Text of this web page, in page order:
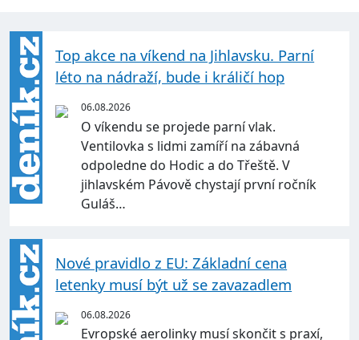
Top akce na víkend na Jihlavsku. Parní
léto na nádraží, bude i králičí hop
06.08.2026
O víkendu se projede parní vlak.
Ventilovka s lidmi zamíří na zábavná
odpoledne do Hodic a do Třeště. V
jihlavském Pávově chystají první ročník
Guláš…
Nové pravidlo z EU: Základní cena
letenky musí být už se zavazadlem
06.08.2026
Evropské aerolinky musí skončit s praxí,